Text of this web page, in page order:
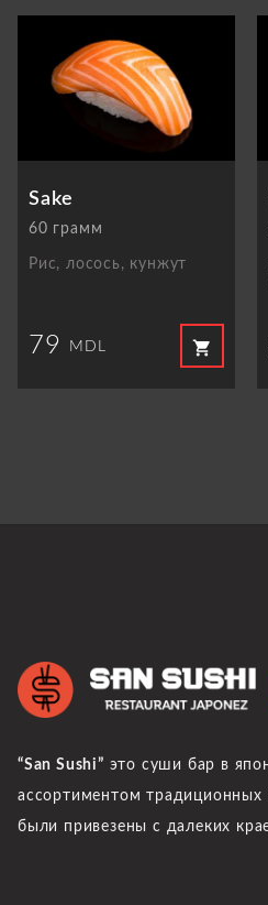
Sake
60 грамм
Рис, лосось, кунжут
79 MDL shopping_cart
“San Sushi” это суши бар в
ассортиментом
были привезены с далеких